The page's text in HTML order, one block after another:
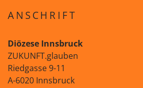
ANSCHRIFT
Diözese Innsbruck
ZUKUNFT.glauben
Riedgasse 9-11
A-6020 Innsbruck